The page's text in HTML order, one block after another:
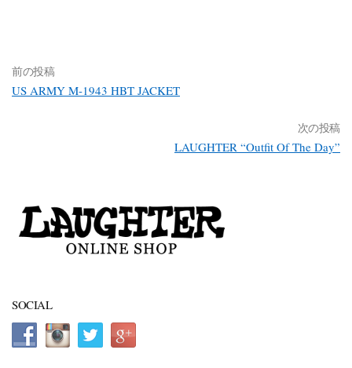
前の投稿
US ARMY M-1943 HBT JACKET
次の投稿
LAUGHTER “Outfit Of The Day”
SOCIAL